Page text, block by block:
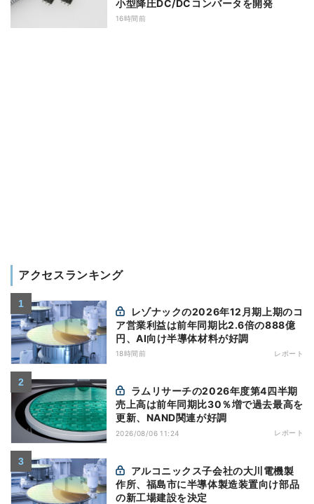
小型降圧DC/DCコンバータを開発
16時間前
アクセスランキング
ア営業利益は前年同期比2.6倍の888億
円、AI向け半導体材料が好調
18時間前 レポート
売上高は前年同期比30％増で過去最高を
更新、NAND関連が好調
2026/08/06 11:24 レポート
作所、福島市に半導体製造装置向け部品
の新工場建設を決定